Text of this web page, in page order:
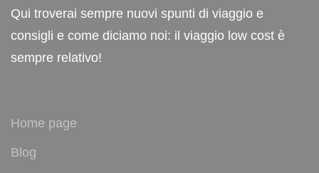
Qui troverai sempre nuovi spunti di viaggio e
consigli e come diciamo noi: il viaggio low cost è
sempre relativo!
Home page
Blog